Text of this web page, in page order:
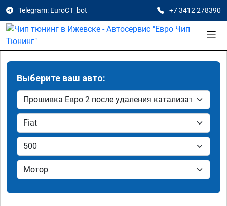
Telegram: EuroCT_bot +7 3412 278390
Выберите ваш авто: